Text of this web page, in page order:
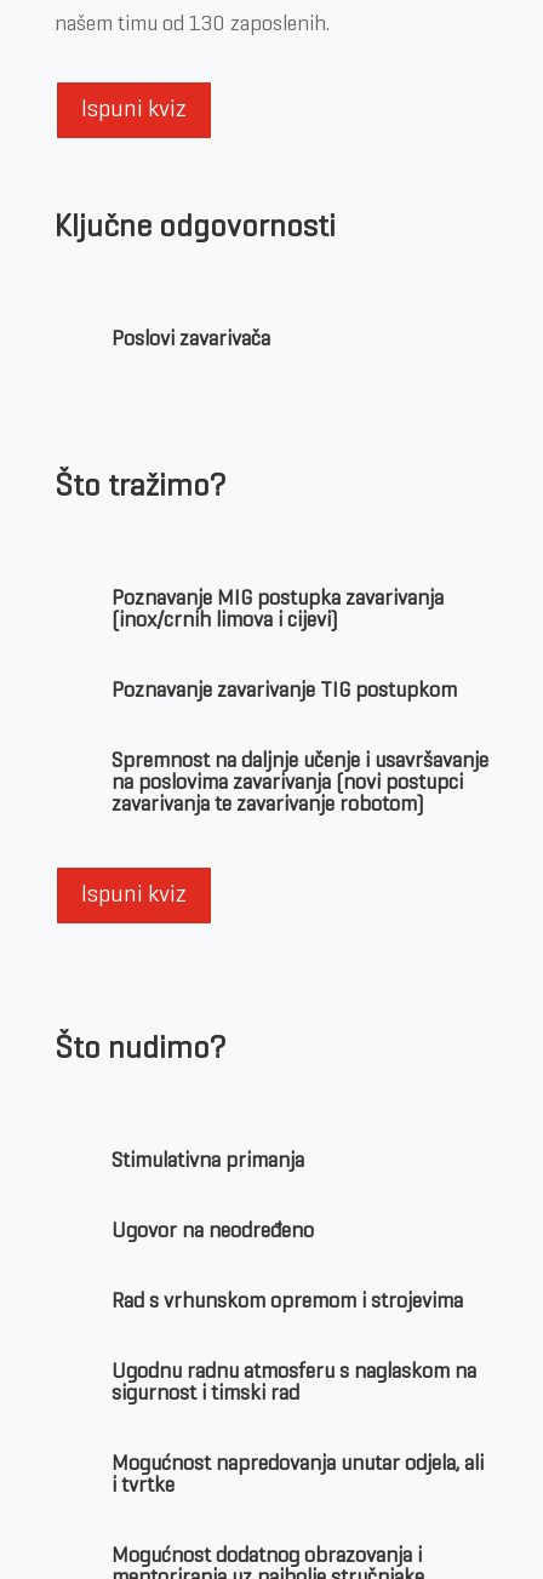
našem timu od 130 zaposlenih.
Ispuni kviz
Ključne odgovornosti
Poslovi zavarivača
Što tražimo?
Poznavanje MIG postupka zavarivanja
(inox/crnih limova i cijevi)
Poznavanje zavarivanje TIG postupkom
Spremnost na daljnje učenje i usavršavanje
na poslovima zavarivanja (novi postupci
zavarivanja te zavarivanje robotom)
Ispuni kviz
Što nudimo?
Stimulativna primanja
Ugovor na neodređeno
Rad s vrhunskom opremom i strojevima
Ugodnu radnu atmosferu s naglaskom na
sigurnost i timski rad
Mogućnost napredovanja unutar odjela, ali
i tvrtke
Mogućnost dodatnog obrazovanja i